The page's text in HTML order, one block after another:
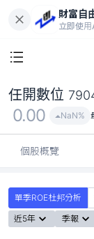
財富自
立即使用
任開數位
0.00 NaN%
個股概覽
單季ROE杜邦分析
近5年
季報